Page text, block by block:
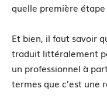
quelle première
Et bien, il faut savoir
traduit littéralement
un professionnel à
termes que c’est une